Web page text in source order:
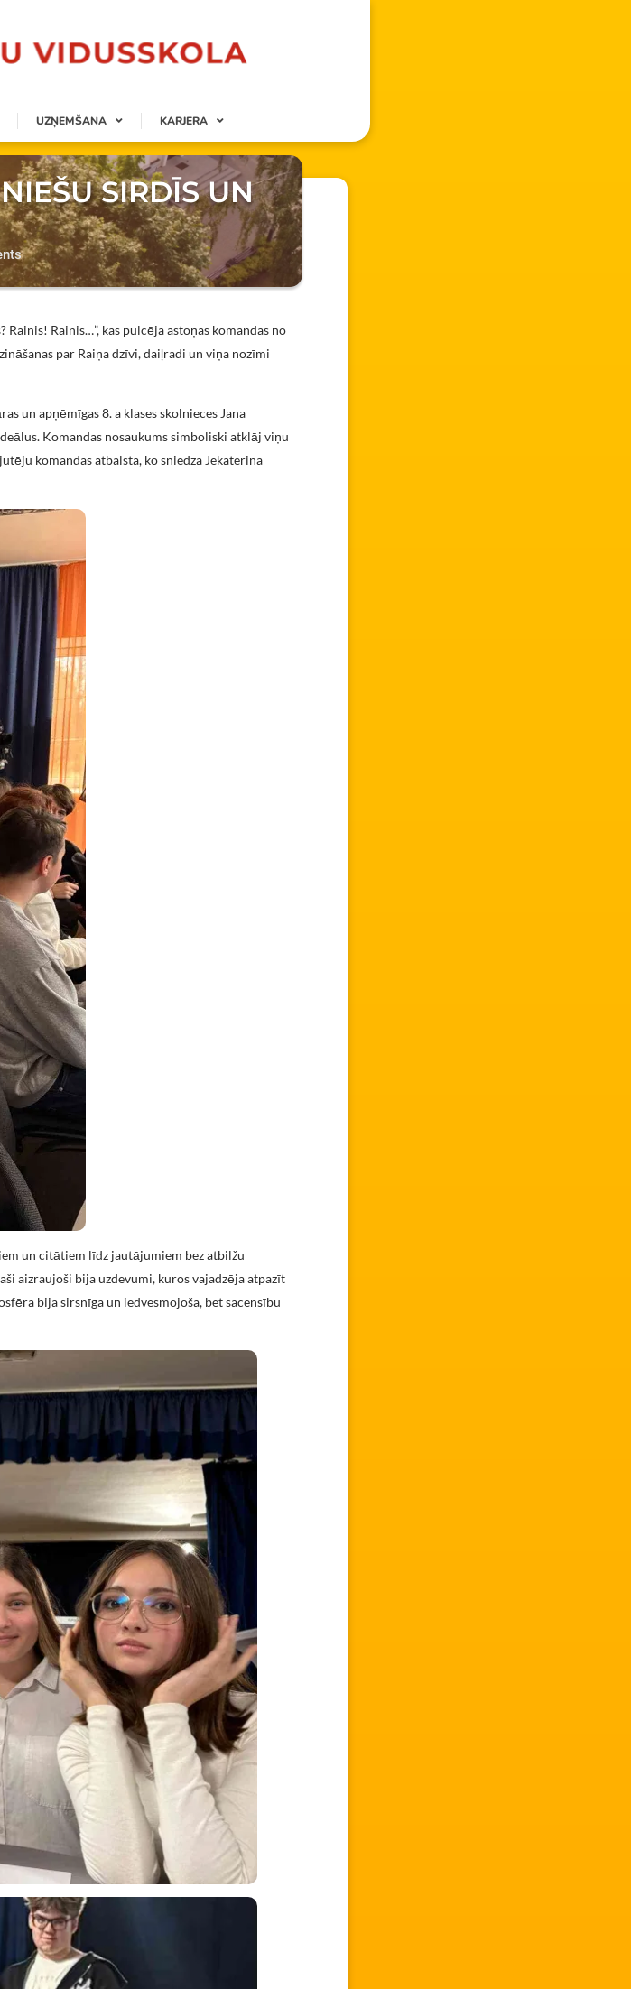
UZŅEMŠANA KARJERA
SIRDĪS UN
Rainis…”, kas pulcēja astoņas komandas no
par Raiņa dzīvi, daiļradi un viņa nozīmi
un apņēmīgas 8. a klases skolnieces Jana
Komandas nosaukums simboliski atklāj viņu
komandas atbalsta, ko sniedza Jekaterina
un citātiem līdz jautājumiem bez atbilžu
aizraujoši bija uzdevumi, kuros vajadzēja atpazīt
bija sirsnīga un iedvesmojoša, bet sacensību